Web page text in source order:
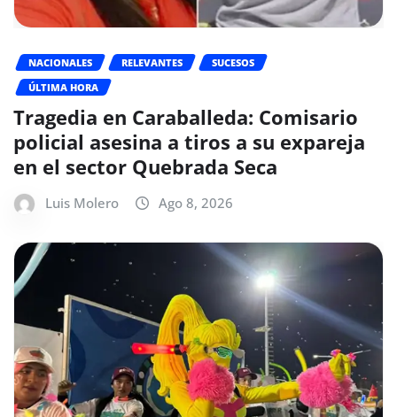
NACIONALES RELEVANTES
SUCESOS
ÚLTIMA HORA
Tragedia en Caraballeda: Comisario
policial asesina a tiros a su expareja
en el sector Quebrada Seca
Luis Molero Ago 8, 2026